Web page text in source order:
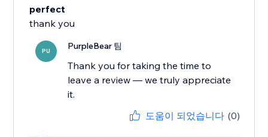
perfect
thank you
PU PurpleBear 팀
Thank you for taking the time to
leave a review — we truly appreciate
it.
도움이 되었습니다 (0)